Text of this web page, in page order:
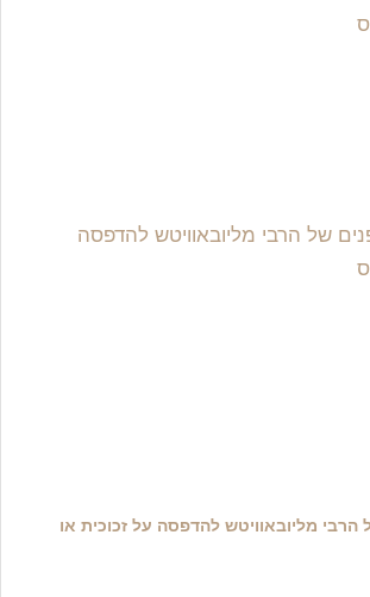
הרבי מליובאוויטש להדפסה על זכוכית או